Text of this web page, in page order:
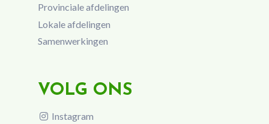
Provinciale afdelingen
Lokale afdelingen
Samenwerkingen
VOLG ONS
Instagram